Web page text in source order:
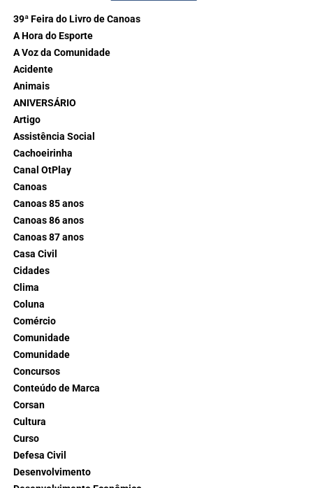
39ª Feira do Livro de Canoas
A Hora do Esporte
A Voz da Comunidade
Acidente
Animais
ANIVERSÁRIO
Artigo
Assistência Social
Cachoeirinha
Canal OtPlay
Canoas
Canoas 85 anos
Canoas 86 anos
Canoas 87 anos
Casa Civil
Cidades
Clima
Coluna
Comércio
Comunidade
Comunidade
Concursos
Conteúdo de Marca
Corsan
Cultura
Curso
Defesa Civil
Desenvolvimento